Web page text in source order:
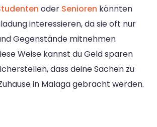
oder Senioren könnten
interessieren, da sie oft nur
Gegenstände mitnehmen
Weise kannst du Geld sparen
dass deine Sachen zu
in Malaga gebracht werden.